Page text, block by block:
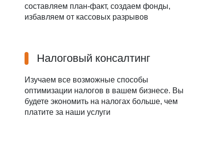
составляем план-факт, создаем фонды,
избавляем от кассовых разрывов
Налоговый консалтинг
Изучаем все возможные способы
оптимизации налогов в вашем бизнесе. Вы
будете экономить на налогах больше, чем
платите за наши услуги